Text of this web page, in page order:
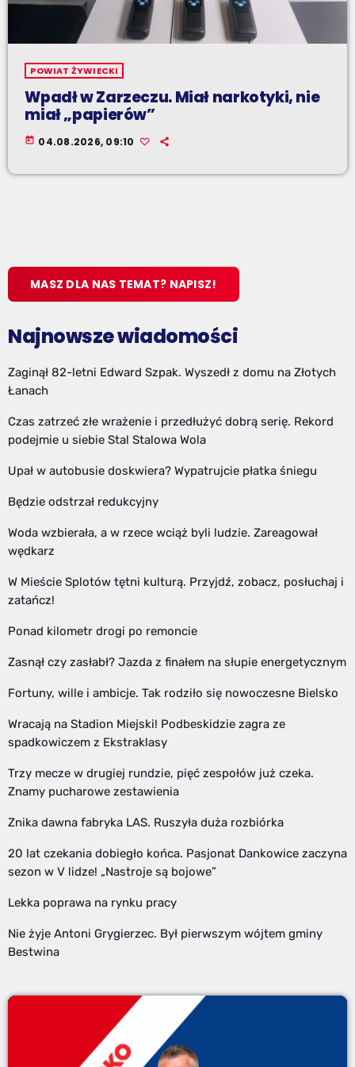
POWIAT ŻYWIECKI
Wpadł w Zarzeczu. Miał narkotyki, nie
miał „papierów”
today 04.08.2026, 09:10
MASZ DLA NAS TEMAT? NAPISZ!
Najnowsze wiadomości
Zaginął 82-letni Edward Szpak. Wyszedł z domu na Złotych
Łanach
Czas zatrzeć złe wrażenie i przedłużyć dobrą serię. Rekord
podejmie u siebie Stal Stalowa Wola
Upał w autobusie doskwiera? Wypatrujcie płatka śniegu
Będzie odstrzał redukcyjny
Woda wzbierała, a w rzece wciąż byli ludzie. Zareagował
wędkarz
W Mieście Splotów tętni kulturą. Przyjdź, zobacz, posłuchaj i
zatańcz!
Ponad kilometr drogi po remoncie
Zasnął czy zasłabł? Jazda z finałem na słupie energetycznym
Fortuny, wille i ambicje. Tak rodziło się nowoczesne Bielsko
Wracają na Stadion Miejski! Podbeskidzie zagra ze
spadkowiczem z Ekstraklasy
Trzy mecze w drugiej rundzie, pięć zespołów już czeka.
Znamy pucharowe zestawienia
Znika dawna fabryka LAS. Ruszyła duża rozbiórka
20 lat czekania dobiegło końca. Pasjonat Dankowice zaczyna
sezon w V lidze! „Nastroje są bojowe”
Lekka poprawa na rynku pracy
Nie żyje Antoni Grygierzec. Był pierwszym wójtem gminy
Bestwina